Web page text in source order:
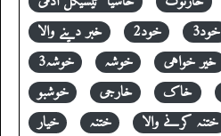
خبر دینے والا
خود2 خود3
خوشہ3
خوشہ خیر خواہی
خوشبو
خارجی خاک
خیار
ختنہ ختنہ کرنے والا